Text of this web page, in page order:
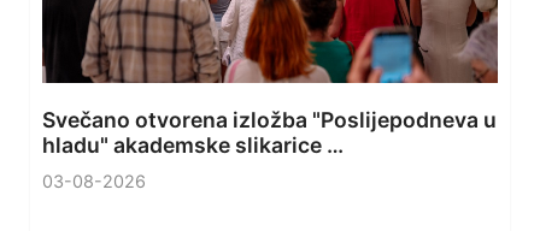
Svečano otvorena izložba "Poslijepodneva u
hladu" akademske slikarice …
03-08-2026